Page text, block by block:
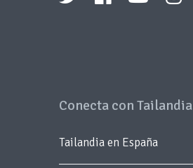
Conecta con Tailandia
Tailandia en España